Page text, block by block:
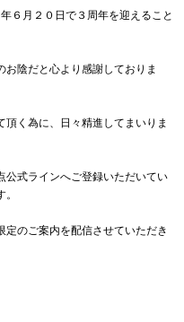
６月２０日で３周年を迎えること
陰だと心より感謝しておりま
く為に、日々精進してまいりま
公式ラインへご登録いただいてい
定のご案内を配信させていただき